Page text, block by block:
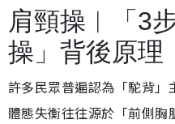
肩頸操︱「3
操」背後原理
許多民眾普遍認為「駝背」
體態失衡往往源於「前側